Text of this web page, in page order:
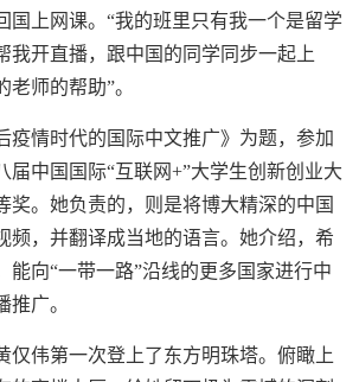
国上网课。“我的班里只有我一个是留学
我开直播，跟中国的同学同步一起上
师的帮助”。
疫情时代的国际中文推广》为题，参加
届中国国际“互联网+”大学生创新创业大
奖。她负责的，则是将博大精深的中国
频，并翻译成当地的语言。她介绍，希
能向“一带一路”沿线的更多国家进行中
推广。
仅伟第一次登上了东方明珠塔。俯瞰上